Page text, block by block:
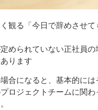
観る「今日で辞めさせ
められていない正社員
ります
合になると、基本的に
ロジェクトチームに関